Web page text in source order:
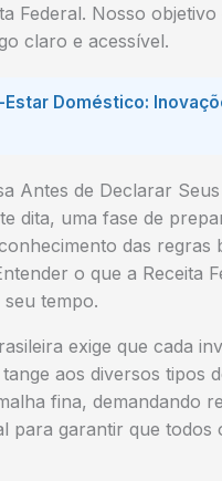
Federal. Nosso
claro e acessível.
Doméstico:
Antes de Declarar
dita, uma fase de
das regras
o que a Receita
tempo.
exige que cada
aos diversos tipos
fina, demandando
para garantir que